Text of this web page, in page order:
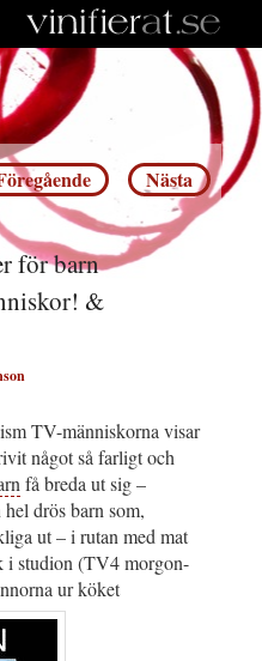
Nästa
för barn
&
TV-människorna visar
något så farligt och
få breda ut sig –
drös barn som,
ut – i rutan med mat
i studion (TV4 morgon-
ur köket